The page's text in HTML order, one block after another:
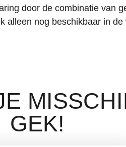
door de combinatie van
nog beschikbaar in
GEK!